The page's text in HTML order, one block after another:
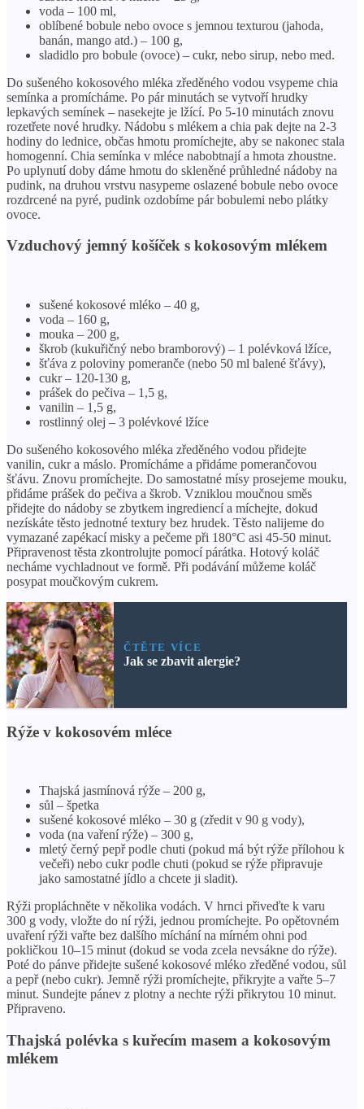
voda – 100 ml,
oblíbené bobule nebo ovoce s jemnou texturou (jahoda,
banán, mango atd.) – 100 g,
sladidlo pro bobule (ovoce) – cukr, nebo sirup, nebo med.
Do sušeného kokosového mléka zředěného vodou vsypeme chia
semínka a promícháme. Po pár minutách se vytvoří hrudky
lepkavých semínek – nasekejte je lžící. Po 5-10 minutách znovu
rozetřete nové hrudky. Nádobu s mlékem a chia pak dejte na 2-3
hodiny do lednice, občas hmotu promíchejte, aby se nakonec stala
homogenní. Chia semínka v mléce nabobtnají a hmota zhoustne.
Po uplynutí doby dáme hmotu do skleněné průhledné nádoby na
pudink, na druhou vrstvu nasypeme oslazené bobule nebo ovoce
rozdrcené na pyré, pudink ozdobíme pár bobulemi nebo plátky
ovoce.
Vzduchový jemný košíček s kokosovým mlékem
sušené kokosové mléko – 40 g,
voda – 160 g,
mouka – 200 g,
škrob (kukuřičný nebo bramborový) – 1 polévková lžíce,
šťáva z poloviny pomeranče (nebo 50 ml balené šťávy),
cukr – 120-130 g,
prášek do pečiva – 1,5 g,
vanilin – 1,5 g,
rostlinný olej – 3 polévkové lžíce
Do sušeného kokosového mléka zředěného vodou přidejte
vanilin, cukr a máslo. Promícháme a přidáme pomerančovou
šťávu. Znovu promíchejte. Do samostatné mísy prosejeme mouku,
přidáme prášek do pečiva a škrob. Vzniklou moučnou směs
přidejte do nádoby se zbytkem ingrediencí a míchejte, dokud
nezískáte těsto jednotné textury bez hrudek. Těsto nalijeme do
vymazané zapékací misky a pečeme při 180°C asi 45-50 minut.
Připravenost těsta zkontrolujte pomocí párátka. Hotový koláč
necháme vychladnout ve formě. Při podávání můžeme koláč
posypat moučkovým cukrem.
ČTĚTE VÍCE
Jak se zbavit alergie?
Rýže v kokosovém mléce
Thajská jasmínová rýže – 200 g,
sůl – špetka
sušené kokosové mléko – 30 g (zředit v 90 g vody),
voda (na vaření rýže) – 300 g,
mletý černý pepř podle chuti (pokud má být rýže přílohou k
večeři) nebo cukr podle chuti (pokud se rýže připravuje
jako samostatné jídlo a chcete ji sladit).
Rýži propláchněte v několika vodách. V hrnci přiveďte k varu
300 g vody, vložte do ní rýži, jednou promíchejte. Po opětovném
uvaření rýži vařte bez dalšího míchání na mírném ohni pod
pokličkou 10–15 minut (dokud se voda zcela nevsákne do rýže).
Poté do pánve přidejte sušené kokosové mléko zředěné vodou, sůl
a pepř (nebo cukr). Jemně rýži promíchejte, přikryjte a vařte 5–7
minut. Sundejte pánev z plotny a nechte rýži přikrytou 10 minut.
Připraveno.
Thajská polévka s kuřecím masem a kokosovým
mlékem